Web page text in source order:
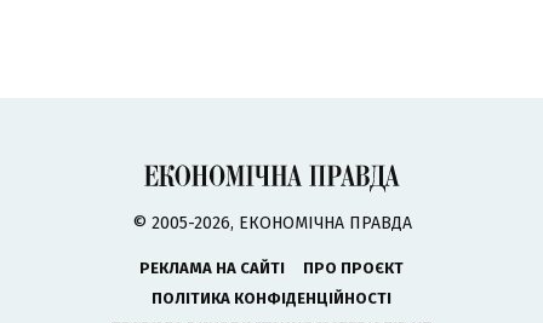
© 2005-2026, ЕКОНОМІЧНА ПРАВДА
РЕКЛАМА НА САЙТІ
ПРО ПРОЄКТ
ПОЛІТИКА КОНФІДЕНЦІЙНОСТІ